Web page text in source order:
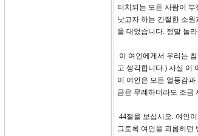
터치되는 모든 사람이
낫고자 하는 간절한 소
을 대었습니다. 정말 놀
이 여인에게서 우리는
고 생각합니다.) 사실 이
이 여인은 모든 열등감
금은 무례하더라도 조금
44절을 보십시오. 여인
그토록 여인을 괴롭히던